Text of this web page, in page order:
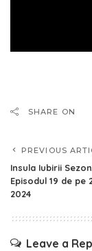
SHARE ON
PREVIOUS
Insula Iubirii
Episodul 19 de pe
2024
Leave a